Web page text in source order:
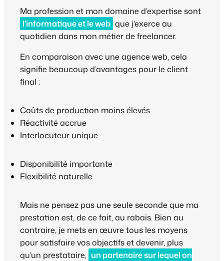
Ma profession et mon domaine d’expertise sont
l’informatique et le web que j’exerce au
quotidien dans mon métier de freelancer.
En comparaison avec une agence web, cela
signifie beaucoup d’avantages pour le client
final :
Coûts de production moins élevés
Réactivité accrue
Interlocuteur unique
Disponibilité importante
Flexibilité naturelle
Mais ne pensez pas une seule seconde que ma
prestation est, de ce fait, au rabais. Bien au
contraire, je mets en œuvre tous les moyens
pour satisfaire vos objectifs et devenir, plus
qu’un prestataire, un partenaire sur lequel on